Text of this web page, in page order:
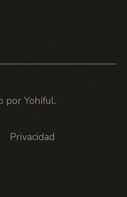
por Yohiful.
Privacidad